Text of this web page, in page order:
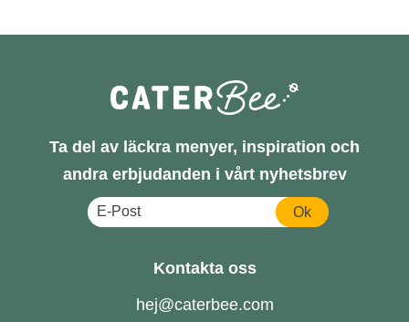
Ta del av läckra menyer, inspiration och
andra erbjudanden i vårt nyhetsbrev
Ok
Kontakta oss
hej@caterbee.com